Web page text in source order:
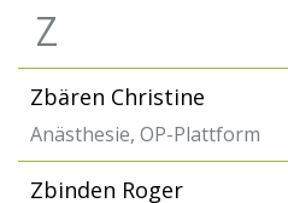
Z
Zbären Christine
Anästhesie, OP-Plattform
Zbinden Roger